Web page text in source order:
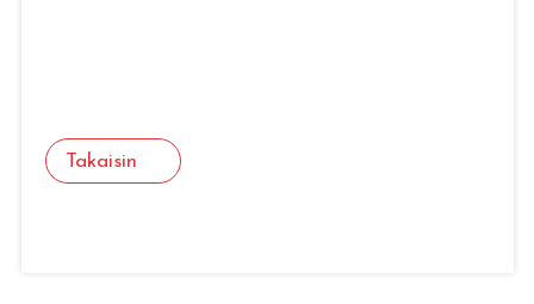
Takaisin